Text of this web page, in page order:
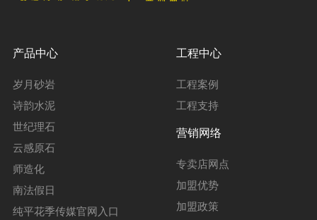
产品中心
岁月砂岩
诗韵水泥
世纪理石
云感原石
师造化
南法假日
纯平花季传媒官网入口
工程中心
工程案例
工程支持
营销网络
专卖店网点
加盟优势
加盟政策